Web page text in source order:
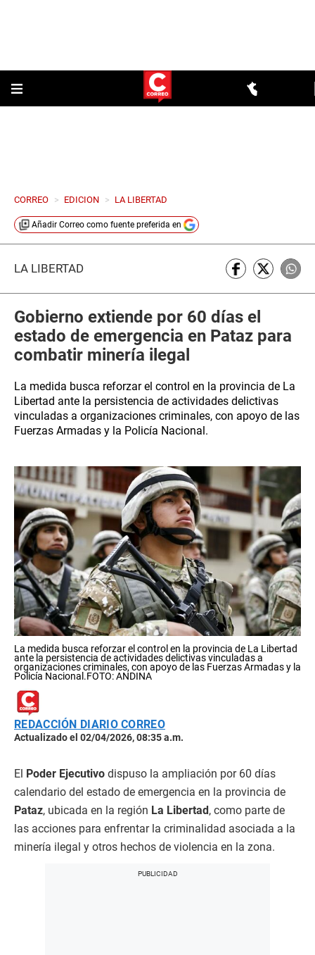
CORREO > EDICION > LA LIBERTAD
Añadir Correo como fuente preferida en
LA LIBERTAD
Gobierno extiende por 60 días el
estado de emergencia en Pataz para
combatir minería ilegal
La medida busca reforzar el control en la provincia de La
Libertad ante la persistencia de actividades delictivas
vinculadas a organizaciones criminales, con apoyo de las
Fuerzas Armadas y la Policía Nacional.
La medida busca reforzar el control en la provincia de La Libertad
ante la persistencia de actividades delictivas vinculadas a
organizaciones criminales, con apoyo de las Fuerzas Armadas y la
Policía Nacional.FOTO: ANDINA
REDACCIÓN DIARIO CORREO
Actualizado el 02/04/2026, 08:35 a.m.
El Poder Ejecutivo dispuso la ampliación por 60 días
calendario del estado de emergencia en la provincia de
Pataz, ubicada en la región La Libertad , como parte de
las acciones para enfrentar la criminalidad asociada a la
minería ilegal y otros hechos de violencia en la zona.